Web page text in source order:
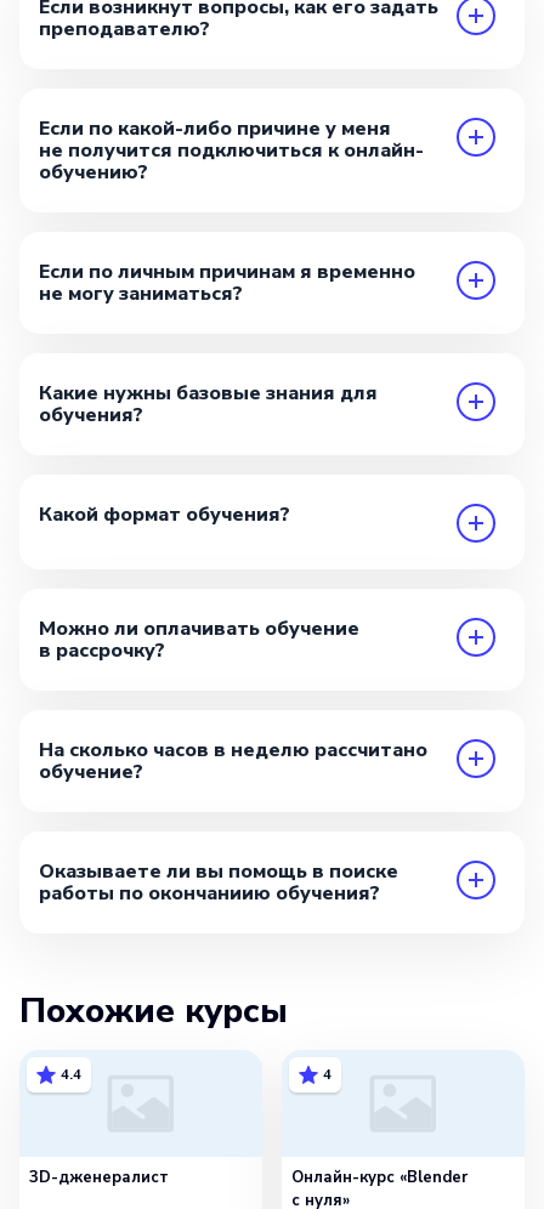
Если возникнут вопросы, как его задать
преподавателю?
Если по какой-либо причине у меня
не получится подключиться к онлайн-
обучению?
Если по личным причинам я временно
не могу заниматься?
Какие нужны базовые знания для
обучения?
Какой формат обучения?
Можно ли оплачивать обучение
в рассрочку?
На сколько часов в неделю рассчитано
обучение?
Оказываете ли вы помощь в поиске
работы по окончаниию обучения?
Похожие курсы
4.4
3D-дженералист
4
Онлайн-курс «Blender
с нуля»